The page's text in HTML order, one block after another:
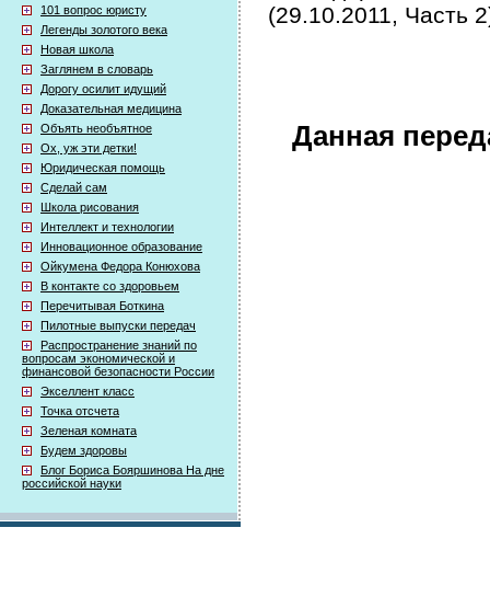
101 вопрос юристу
Легенды золотого века
Новая школа
Заглянем в словарь
Дорогу осилит идущий
Доказательная медицина
Объять необъятное
Ох, уж эти детки!
Юридическая помощь
Сделай сам
Школа рисования
Интеллект и технологии
Инновационное образование
Ойкумена Федора Конюхова
В контакте со здоровьем
Перечитывая Боткина
Пилотные выпуски передач
Распространение знаний по
вопросам экономической и
финансовой безопасности России
Экселлент класс
Точка отсчета
Зеленая комната
Будем здоровы
Блог Бориса Бояршинова На дне
российской науки
(29.10.2011, Часть
Данная